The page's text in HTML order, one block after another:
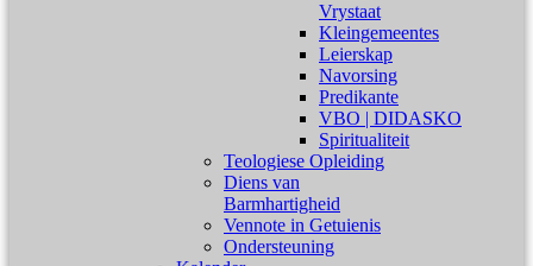
Vrystaat
Kleingemeentes
Leierskap
Navorsing
Predikante
VBO | DIDASKO
Spiritualiteit
Teologiese Opleiding
Diens van
Barmhartigheid
Vennote in Getuienis
Ondersteuning